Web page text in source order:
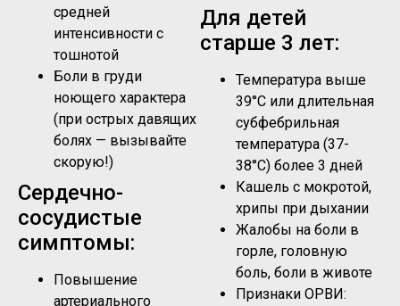
средней
интенсивности с
тошнотой
Боли в груди
ноющего характера
(при острых давящих
болях — вызывайте
скорую!)
Сердечно-
сосудистые
симптомы:
Повышение
артериального
Для детей
старше 3 лет:
Температура выше
39°C или длительная
субфебрильная
температура (37-
38°C) более 3 дней
Кашель с мокротой,
хрипы при дыхании
Жалобы на боли в
горле, головную
боль, боли в животе
Признаки ОРВИ: